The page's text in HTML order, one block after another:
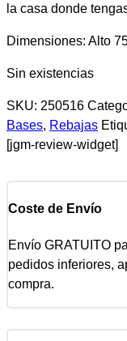
la casa donde
Dimensiones: Alto
Sin existencias
SKU: 250516
Bases, Rebajas
[jgm-review-widget]
Coste de Envío
Envío GRATUITO
pedidos inferiores,
compra.